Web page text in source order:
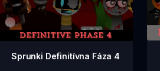
Sprunki Definitívna Fáza 4